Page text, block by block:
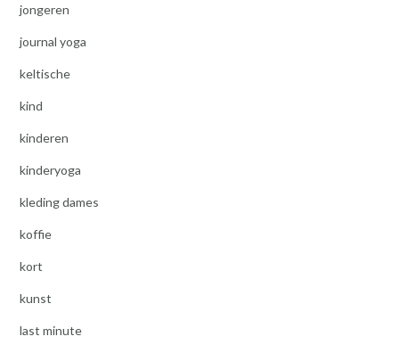
jongeren
journal yoga
keltische
kind
kinderen
kinderyoga
kleding dames
koffie
kort
kunst
last minute